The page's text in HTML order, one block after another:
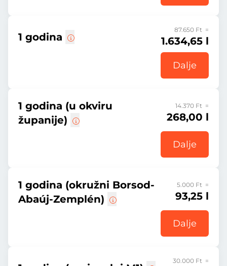
1 godina
87.650 Ft =
1.634,65 l
Dalje
1 godina (u okviru
županije)
14.370 Ft =
268,00 l
Dalje
1 godina (okružni Borsod-
Abaúj-Zemplén)
5.000 Ft =
93,25 l
Dalje
30.000 Ft =